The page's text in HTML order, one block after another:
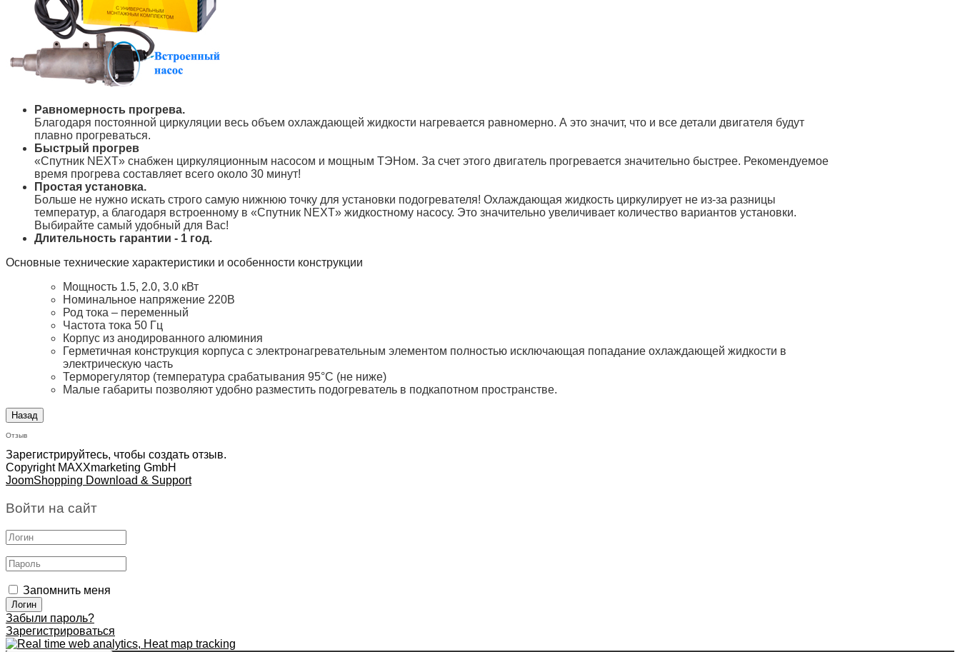
Равномерность прогрева.
Благодаря постоянной циркуляции весь объем охлаждающей жидкости нагревается равномерно. А это значит, что и все детали двигателя будут
плавно прогреваться.
Быстрый прогрев
«Спутник NEXT» снабжен циркуляционным насосом и мощным ТЭНом. За счет этого двигатель прогревается значительно быстрее. Рекомендуемое
время прогрева составляет всего около 30 минут!
Простая установка.
Больше не нужно искать строго самую нижнюю точку для установки подогревателя! Охлаждающая жидкость циркулирует не из-за разницы
температур, а благодаря встроенному в «Спутник NEXT» жидкостному насосу. Это значительно увеличивает количество вариантов установки.
Выбирайте самый удобный для Вас!
Длительность гарантии - 1 год.
Основные технические характеристики и особенности конструкции
Мощность 1.5, 2.0, 3.0 кВт
Номинальное напряжение 220В
Род тока – переменный
Частота тока 50 Гц
Корпус из анодированного алюминия
Герметичная конструкция корпуса с электронагревательным элементом полностью исключающая попадание охлаждающей жидкости в
электрическую часть
Терморегулятор (температура срабатывания 95°С (не ниже)
Малые габариты позволяют удобно разместить подогреватель в подкапотном пространстве.
Отзыв
Зарегистрируйтесь, чтобы создать отзыв.
Copyright MAXXmarketing GmbH
JoomShopping Download & Support
Войти на сайт
Запомнить меня
Забыли пароль?
Зарегистрироваться